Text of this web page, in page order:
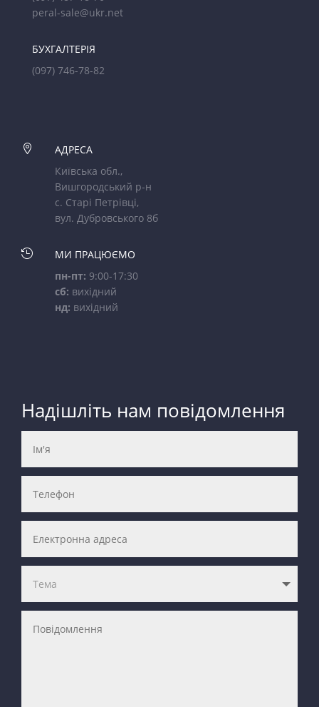
peral-sale@ukr.net
БУХГАЛТЕРІЯ
(097) 746-78-82

АДРЕСА
Київська обл.,
Вишгородський р-н
с. Старі Петрівці,
вул. Дубровського 8б

МИ ПРАЦЮЄМО
пн-пт: 9:00-17:30
сб: вихідний
нд: вихідний
Надішліть нам повідомлення